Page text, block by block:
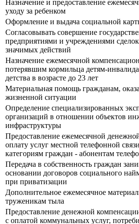
Назначение и предоставление
уходу за ребенком
Оформление и выдача социальной
Согласовывать совершение
предприятиями и учреждениями
значимых действий
Назначение ежемесячной
потерявшим кормильца детям-
детства в возрасте до 23 лет
Материальная помощь гражданам,
жизненной ситуации
Определение специализированных
организаций в отношении объектов
инфраструктуры
Предоставление ежемесячной
оплату услуг местной телефонной
категориям граждан - абонентам
Передача в собственность граждан
основании договоров социального
при приватизации
Дополнительное ежемесячное
труженикам тыла
Предоставление денежной
с оплатой коммунальных услуг,